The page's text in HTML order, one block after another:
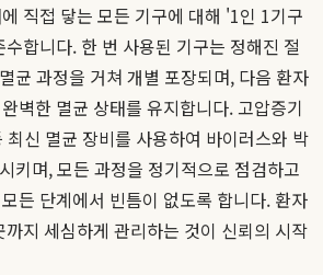
직접 닿는 모든 기구에 대해 '1인 1기구
합니다. 한 번 사용된 기구는 정해진 절
균 과정을 거쳐 개별 포장되며, 다음 환자
벽한 멸균 상태를 유지합니다. 고압증기
신 멸균 장비를 사용하여 바이러스와 박
키며, 모든 과정을 정기적으로 점검하고
든 단계에서 빈틈이 없도록 합니다. 환자
지 세심하게 관리하는 것이 신뢰의 시작